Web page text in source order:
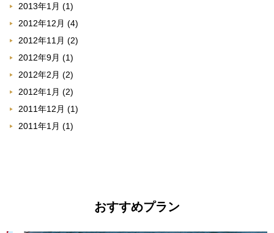
2013年1月 (1)
2012年12月 (4)
2012年11月 (2)
2012年9月 (1)
2012年2月 (2)
2012年1月 (2)
2011年12月 (1)
2011年1月 (1)
おすすめプラン